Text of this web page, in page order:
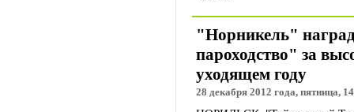
"Норникель"
пароходство" за
уходящем году
28 декабря 2012 года, пятница,